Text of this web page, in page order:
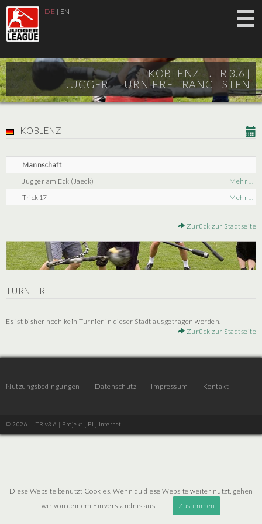
DE | EN
KOBLENZ - JTR 3.6 |
JUGGER - TURNIERE - RANGLISTEN
KOBLENZ
Mannschaft
Jugger am Eck (Jaeck)
Mehr ...
Trick17
Mehr ...
Zurück zur Stadtseite
TURNIERE
Es ist bisher noch kein Turnier in dieser Stadt ausgetragen worden.
Zurück zur Stadtseite
Nutzungsbedingungen Datenschutz Impressum Kontakt
© 2026 | JTR v3.6 | Projekt [ PI ] Internet
Diese Website benutzt Cookies. Wenn du diese Website weiter nutzt, gehen
wir von deinem Einverständnis aus.
Zustimmen